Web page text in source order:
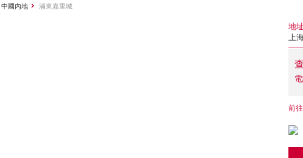
中國內地 浦東嘉里城
地址
上
前